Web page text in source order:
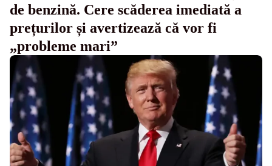
de benzină. Cere scăderea imediată a
prețurilor și avertizează că vor fi
„probleme mari”